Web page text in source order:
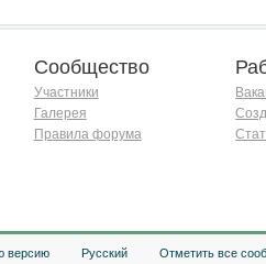
Сообщество
Участники
Галерея
Правила форума
версию Русский Отметить все